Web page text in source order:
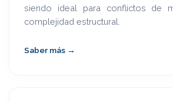
siendo ideal para conflictos de
complejidad estructural.
Saber más →